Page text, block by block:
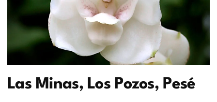
Las Minas, Los Pozos, Pesé